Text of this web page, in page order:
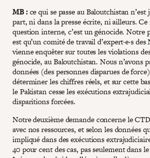
MB :ce qui se passe au Baloutchistan
part, ni dans la presse écrite, ni ailleurs. Ce
question interne, c’est un génocide. Notre
est qu’un comité de travail d’expert·e·s
vienne enquêter sur toutes les violations
génocide, au Baloutchistan. Nous n’avons
données (des personnes disparues de
déterminer les chiffres réels, et sur cette
le Pakistan cesse les exécutions
disparitions forcées.
Notre deuxième demande concerne le
avec nos ressources, et selon les données
impliqué dans des exécutions
40 pour cent des cas, pas seulement dans